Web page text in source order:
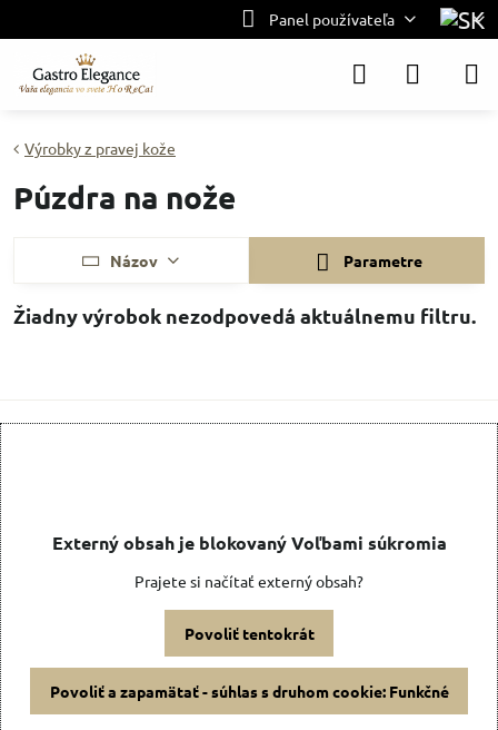
Panel používateľa
Výrobky z pravej kože
Púzdra na nože
Názov Parametre
Externý obsah je blokovaný Voľbami súkromia
Prajete si načítať externý obsah?
Povoliť tentokrát
Povoliť a zapamätať - súhlas s druhom cookie: Funkčné